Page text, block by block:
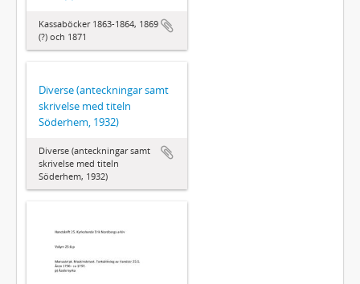
Kassaböcker 1863-1864, 1869
(?) och 1871
Diverse (anteckningar samt
skrivelse med titeln
Söderhem, 1932)
Diverse (anteckningar samt
skrivelse med titeln
Söderhem, 1932)